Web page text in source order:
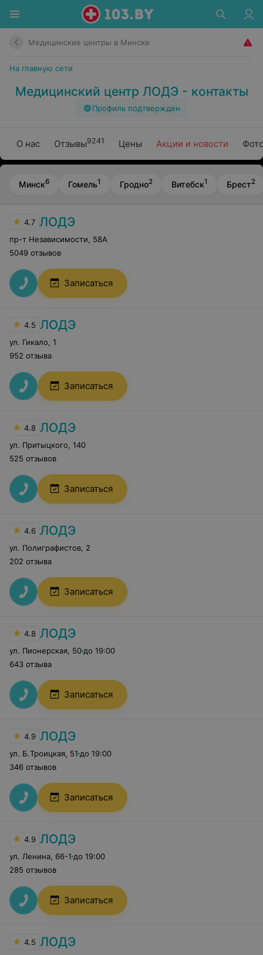
Медицинские центры в Минске
На главную сети
Медицинский центр ЛОДЭ - контакты
Профиль подтвержден
О нас Отзывы9241 Цены Акции и новости
Минск6 Гомель1 Гродно2 Витебск1 Брест2
4.7 ЛОДЭ
пр-т Независимости
58А
5049 отзывов
Записаться
4.5 ЛОДЭ
ул. Гикало 1
952 отзыва
Записаться
4.8 ЛОДЭ
ул. Притыцкого 140
525 отзывов
Записаться
4.6 ЛОДЭ
ул. Полиграфистов 2
202 отзыва
Записаться
4.8 ЛОДЭ
ул. Пионерская 50 до 19:00
643 отзыва
Записаться
4.9 ЛОДЭ
ул. Б.Троицкая 51 до 19:00
346 отзывов
Записаться
4.9 ЛОДЭ
ул. Ленина 66-1 до 19:00
285 отзывов
Записаться
4.5 ЛОДЭ